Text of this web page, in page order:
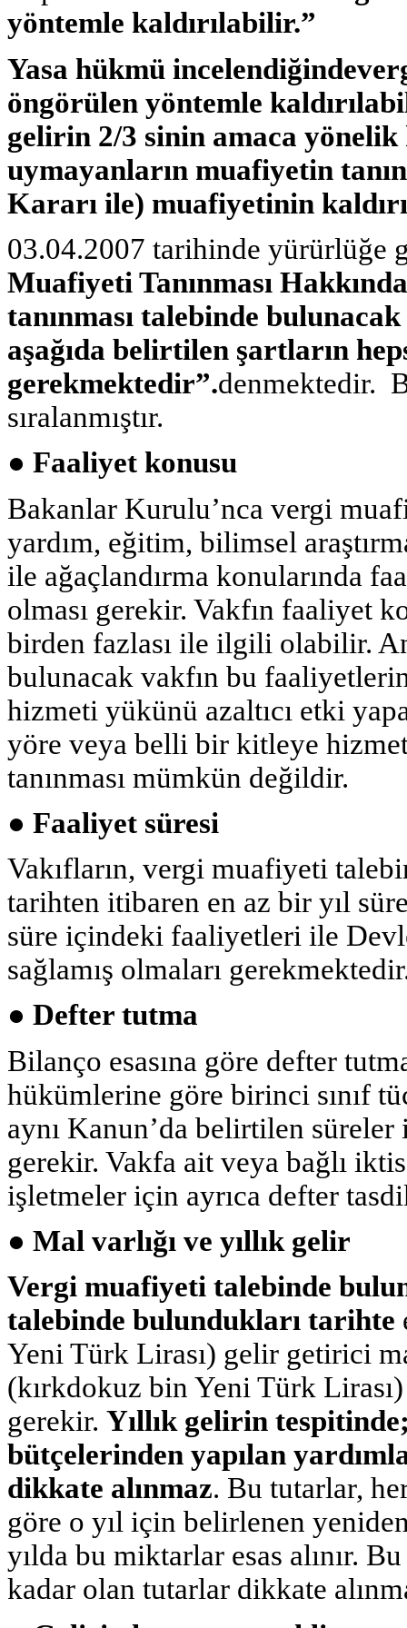
yöntemle kaldırılabilir.”
Yasa hükmü
öngörülen yöntemle
gelirin 2/3 sinin amaca
uymayanların muafiyetin
Kararı ile) muafiyetinin
03.04.2007 tarihinde yürürlüğe
Muafiyeti Tanınması
tanınması talebinde
aşağıda belirtilen şartların
gerekmektedir”.denmektedir.
sıralanmıştır.
● Faaliyet konusu
Bakanlar Kurulu’nca vergi
yardım, eğitim, bilimsel
ile ağaçlandırma konularında
olması gerekir. Vakfın faaliyet
birden fazlası ile ilgili olabilir.
bulunacak vakfın bu
hizmeti yükünü azaltıcı etki
yöre veya belli bir kitleye
tanınması mümkün değildir.
● Faaliyet süresi
Vakıfların, vergi muafiyeti
tarihten itibaren en az bir yıl
süre içindeki faaliyetleri ile
sağlamış olmaları
● Defter tutma
Bilanço esasına göre defter
hükümlerine göre birinci sınıf
aynı Kanun’da belirtilen
gerekir. Vakfa ait veya bağlı
işletmeler için ayrıca defter
● Mal varlığı ve yıllık gelir
Vergi muafiyeti talebinde
talebinde bulundukları tarihte
Yeni Türk Lirası) gelir getirici
(kırkdokuz bin Yeni Türk
gerekir. Yıllık gelirin
bütçelerinden yapılan
dikkate alınmaz. Bu tutarlar,
göre o yıl için belirlenen
yılda bu miktarlar esas alınır.
kadar olan tutarlar dikkate